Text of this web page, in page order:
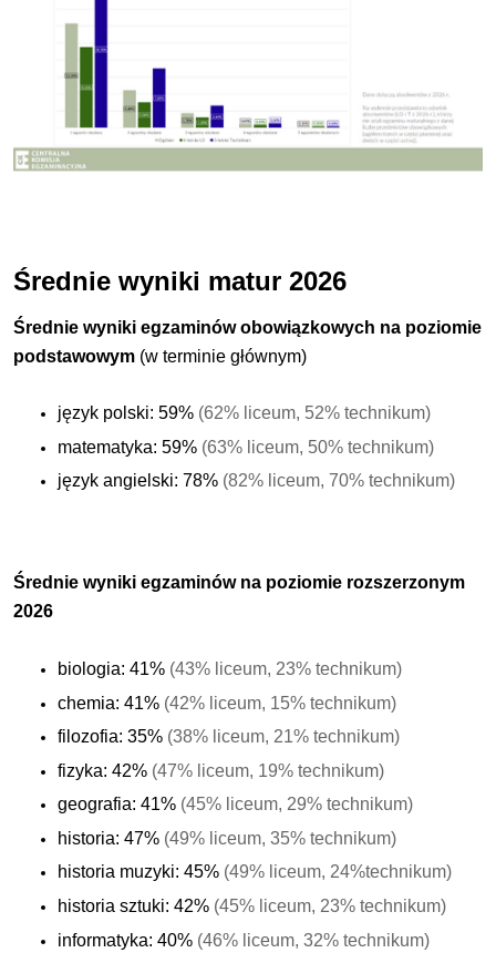
Średnie wyniki matur 2026
Średnie wyniki egzaminów obowiązkowych na poziomie
podstawowym (w terminie głównym)
język polski: 59% (62% liceum, 52% technikum)
matematyka: 59% (63% liceum, 50% technikum)
język angielski: 78% (82% liceum, 70% technikum)
Średnie wyniki egzaminów na poziomie rozszerzonym
2026
biologia: 41% (43% liceum, 23% technikum)
chemia: 41% (42% liceum, 15% technikum)
filozofia: 35% (38% liceum, 21% technikum)
fizyka: 42% (47% liceum, 19% technikum)
geografia: 41% (45% liceum, 29% technikum)
historia: 47% (49% liceum, 35% technikum)
historia muzyki: 45% (49% liceum, 24%technikum)
historia sztuki: 42% (45% liceum, 23% technikum)
informatyka: 40% (46% liceum, 32% technikum)